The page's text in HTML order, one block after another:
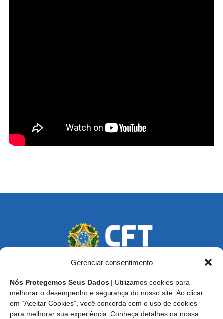
Gerenciar consentimento
Nós Protegemos Seus Dados | Utilizamos cookies para
melhorar o desempenho e segurança do nosso site. Ao clicar
em “Aceitar Cookies”, você concorda com o uso de cookies
para melhorar sua experiência. Conheça detalhes na nossa
Endereço: SCS, Quadra 02, Bloco D, Ed. Oscar Niemeyer,
9º Andar CEP 70.316-900 - Brasília/DF
Central de Atendimento ao Técnico:0800 016-1515